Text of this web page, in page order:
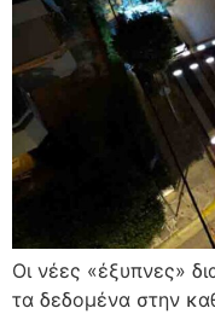
Οι νέες «έξυπνες»
τα δεδομένα στην